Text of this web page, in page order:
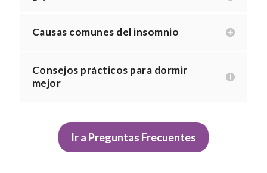
Causas comunes del insomnio
Consejos prácticos para dormir
mejor
Ir a Preguntas Frecuentes